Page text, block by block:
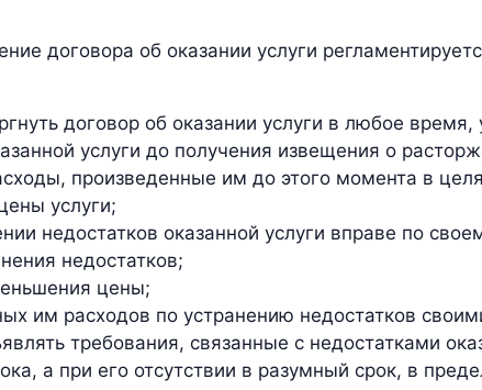
договора об оказании услуги
договор об оказании услуги в любое
услуги до получения извещения о
произведенные им до этого момента в
услуги;
недостатков оказанной услуги вправе по
недостатков;
цены;
им расходов по устранению недостатков
требования, связанные с недостатками
а при его отсутствии в разумный срок, в